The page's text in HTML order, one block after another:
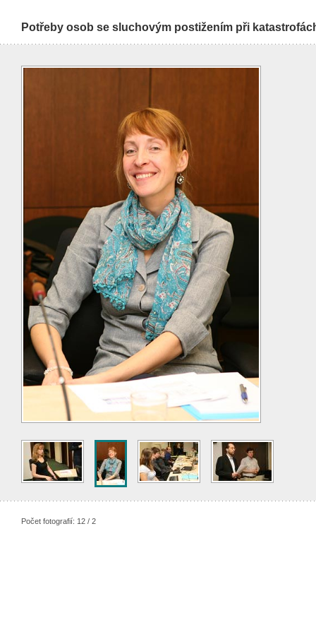
Potřeby osob se sluchovým postižením při
Počet fotografií: 12 / 2